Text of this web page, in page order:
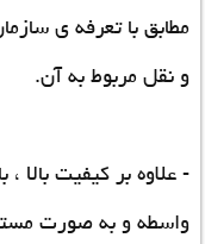
مطابق با تعرفه ی
و نقل مربوط به آن.
- علاوه بر کیفیت بالا
واسطه و به صورت